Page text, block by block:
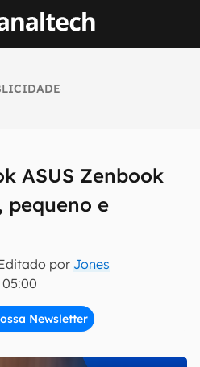
ASUS Zenbook
pequeno e
por Jones
Newsletter
tecnologia em primeira
se
concordo com os Termos de
do Canaltech.